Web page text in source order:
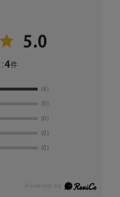
5.0
4件
(4)
(0)
(0)
(0)
(0)